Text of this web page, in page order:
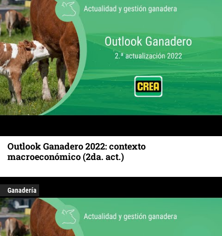
Outlook Ganadero 2022: contexto
macroeconómico (2da. act.)
Ganadería